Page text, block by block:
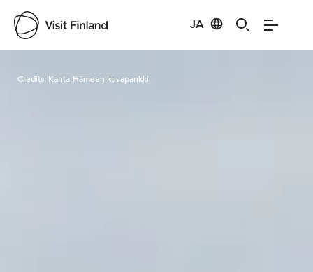
JA
Credits: Kanta-Hämeen kuvapankki